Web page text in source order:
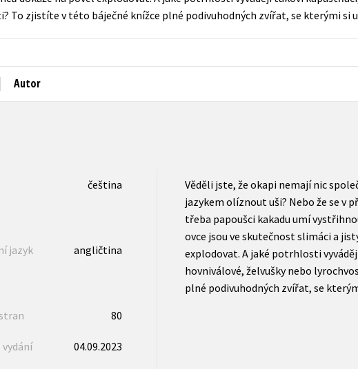
Všechny tituly
To zjistíte v této báječné knížce plné podivuhodných zvířat, se kterými si
Autor
čeština
jazyk angličtina
80
04.09.2023
Věděli jste, že okapi nemají nic
jazykem olíznout uši? Nebo že se v
třeba papoušci kakadu umí
ovce jsou ve skutečnost slimáci a
explodovat. A jaké potrhlosti
hovniválové, želvušky nebo
plné podivuhodných zvířat, se